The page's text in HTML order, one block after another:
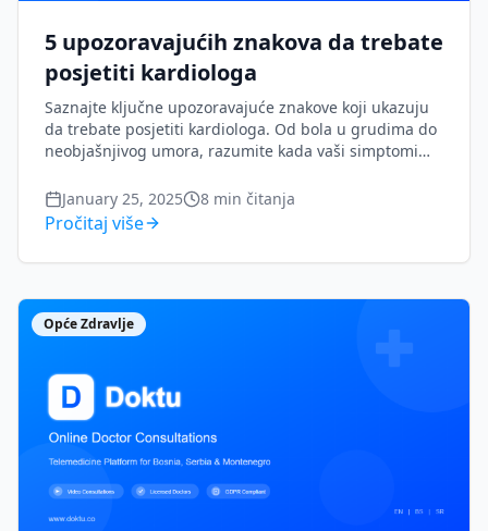
5 upozoravajućih znakova da trebate
posjetiti kardiologa
Saznajte ključne upozoravajuće znakove koji ukazuju
da trebate posjetiti kardiologa. Od bola u grudima do
neobjašnjivog umora, razumite kada vaši simptomi
January 25, 2025
8 min čitanja
Pročitaj više
Opće Zdravlje